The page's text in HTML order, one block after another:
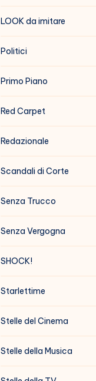
LOOK da imitare
Politici
Primo Piano
Red Carpet
Redazionale
Scandali di Corte
Senza Trucco
Senza Vergogna
SHOCK!
Starlettime
Stelle del Cinema
Stelle della Musica